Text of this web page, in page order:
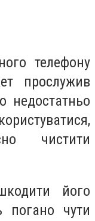
телефону
прослужив
недостатньо
чистити
його
погано чути